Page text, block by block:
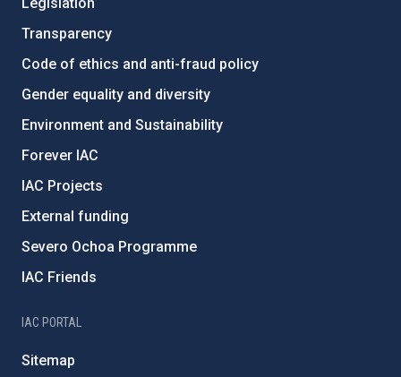
Transparency
Code of ethics and anti-fraud policy
Gender equality and diversity
Environment and Sustainability
Forever IAC
IAC Projects
External funding
Severo Ochoa Programme
IAC Friends
IAC PORTAL
Sitemap